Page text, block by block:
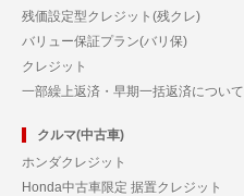
残価設定型クレジット(残クレ)
バリュー保証プラン(バリ保)
クレジット
一部繰上返済・早期一括返済について
クルマ(中古車)
ホンダクレジット
Honda中古車限定 据置クレジット